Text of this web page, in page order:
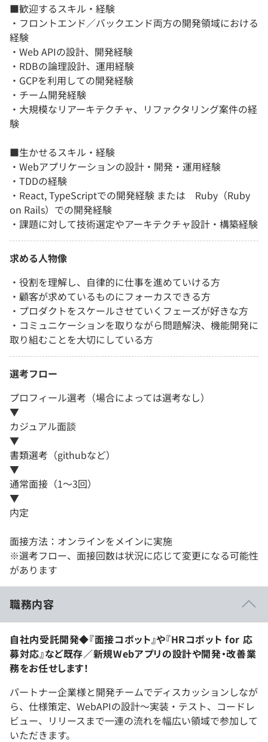
■歓迎するスキル・経験
・フロントエンド／バックエンド両方の開発領域における
経験
・Web APIの設計、開発経験
・RDBの論理設計、運用経験
・GCPを利用しての開発経験
・チーム開発経験
・大規模なリアーキテクチャ、リファクタリング案件の経
験
■生かせるスキル・経験
・Webアプリケーションの設計・開発・運用経験
・TDDの経験
・React, TypeScriptでの開発経験 または Ruby（Ruby
on Rails）での開発経験
・課題に対して技術選定やアーキテクチャ設計・構築経験
求める人物像
・役割を理解し、自律的に仕事を進めていける方
・顧客が求めているものにフォーカスできる方
・プロダクトをスケールさせていくフェーズが好きな方
・コミュニケーションを取りながら問題解決、機能開発に
取り組むことを大切にしている方
選考フロー
プロフィール選考（場合によっては選考なし）
▼
カジュアル面談
▼
書類選考（githubなど）
▼
通常面接（1～3回）
▼
内定
面接方法：オンラインをメインに実施
※選考フロー、面接回数は状況に応じて変更になる可能性
があります
職務内容
自社内受託開発◆『面接コボット』や『HRコボット for 応
募対応』など既存／新規Webアプリの設計や開発・改善業
務をお任せします！
パートナー企業様と開発チームでディスカッションしなが
ら、仕様策定、WebAPIの設計～実装・テスト、コードレ
ビュー、リリースまで一連の流れを幅広い領域で参加して
いただきます。